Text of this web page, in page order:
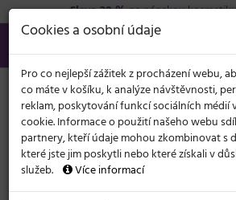
Sleva 20 %na pánskou
566 440 099
info@svetkadernictvi.cz
Po−pá: 8−17
Vše o nákupu
KATEGORIE
MENU
Značky Tassel Cosmetics
Cookies a osobní údaje
Pro co nejlepší zážitek z procházení webu,
co máte v košíku, k analýze návštěvnosti,
reklam, poskytování funkcí sociálních médií
cookie. Informace o použití našeho webu
partnery, kteří údaje mohou zkombinovat s
které jste jim poskytli nebo které získali v
služeb.
Více informací